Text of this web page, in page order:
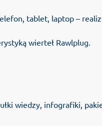
tablet, laptop –
wierteł Rawlplug.
wiedzy, infografiki,